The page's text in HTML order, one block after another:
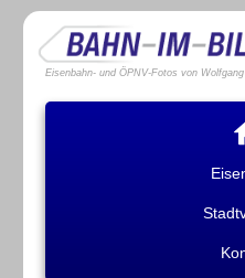
Eisenbahn- und ÖPNV-Fotos von